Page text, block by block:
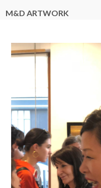
M&D ARTWORK